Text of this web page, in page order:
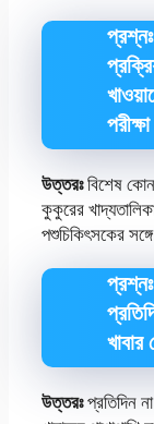
উত্তরঃবিশেষ
কুকুরের
পশুচিকিৎসকের
উত্তরঃপ্রতিদিন